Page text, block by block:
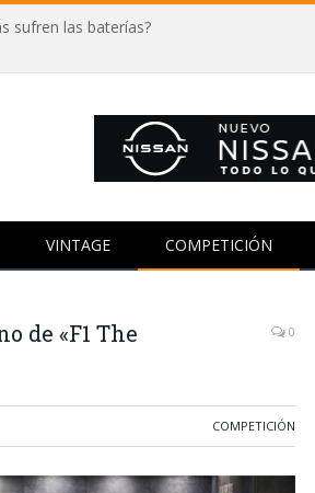
sufren las baterías?
VINTAGE COMPETICIÓN
de «F1 The
0
COMPETICIÓN